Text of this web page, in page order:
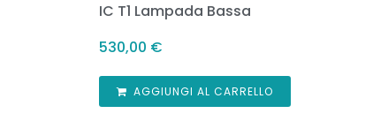
IC T1 Lampada Bassa
530,00 €
AGGIUNGI AL CARRELLO